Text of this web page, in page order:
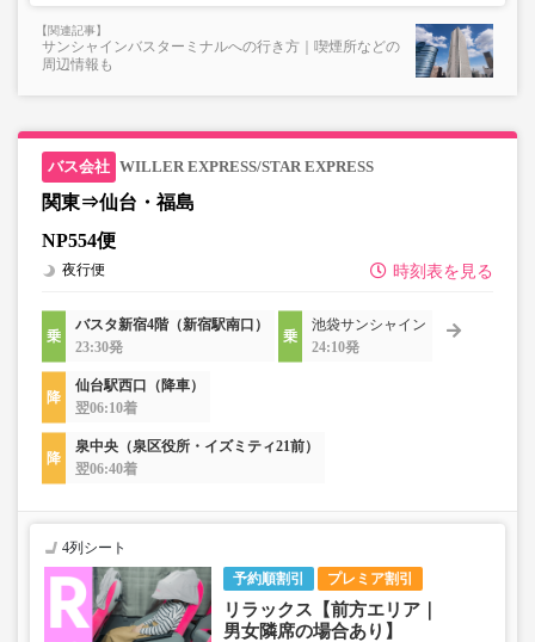
サンシャインバスターミナルへの行き方｜喫煙所などの
周辺情報も
WILLER EXPRESS/STAR EXPRESS
関東⇒仙台・福島
NP554便
時刻表を見る
夜行便
バスタ新宿4階（新宿駅南口）
23:30発
池袋サンシャイン
24:10発
仙台駅西口（降車）
翌06:10着
泉中央（泉区役所・イズミティ21前）
翌06:40着
予約順割引 プレミア割引
4列シート
リラックス【前方エリア｜
男女隣席の場合あり】